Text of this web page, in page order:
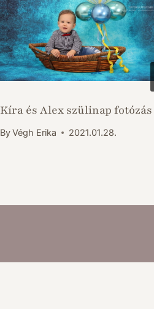
Kíra és Alex szülinap fotózás
By Végh Erika 2021.01.28.